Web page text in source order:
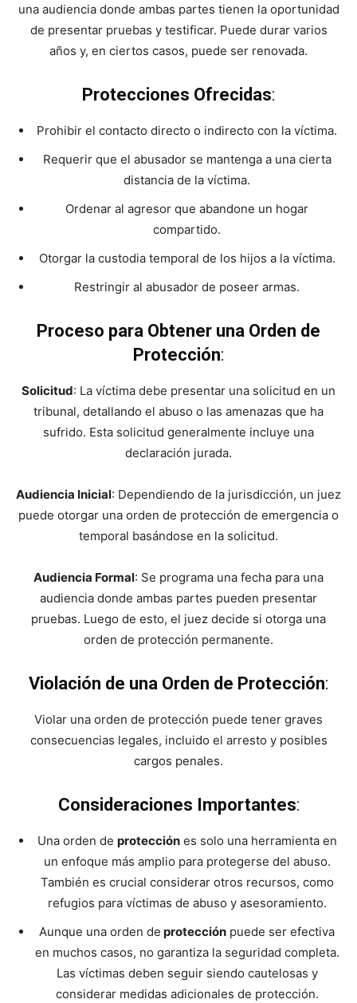
una audiencia donde ambas partes tienen la oportunidad
de presentar pruebas y testificar. Puede durar varios
años y, en ciertos casos, puede ser renovada.
Protecciones Ofrecidas:
Prohibir el contacto directo o indirecto con la víctima.
Requerir que el abusador se mantenga a una cierta
distancia de la víctima.
Ordenar al agresor que abandone un hogar
compartido.
Otorgar la custodia temporal de los hijos a la víctima.
Restringir al abusador de poseer armas.
Proceso para Obtener una Orden de
Protección:
Solicitud: La víctima debe presentar una solicitud en un
tribunal, detallando el abuso o las amenazas que ha
sufrido. Esta solicitud generalmente incluye una
declaración jurada.
Audiencia Inicial: Dependiendo de la jurisdicción, un juez
puede otorgar una orden de protección de emergencia o
temporal basándose en la solicitud.
Audiencia Formal: Se programa una fecha para una
audiencia donde ambas partes pueden presentar
pruebas. Luego de esto, el juez decide si otorga una
orden de protección permanente.
Violación de una Orden de Protección:
Violar una orden de protección puede tener graves
consecuencias legales, incluido el arresto y posibles
cargos penales.
Consideraciones Importantes:
Una orden de protecciónes solo una herramienta en
un enfoque más amplio para protegerse del abuso.
También es crucial considerar otros recursos, como
refugios para víctimas de abuso y asesoramiento.
Aunque una orden de protección puede ser efectiva
en muchos casos, no garantiza la seguridad completa.
Las víctimas deben seguir siendo cautelosas y
considerar medidas adicionales de protección.